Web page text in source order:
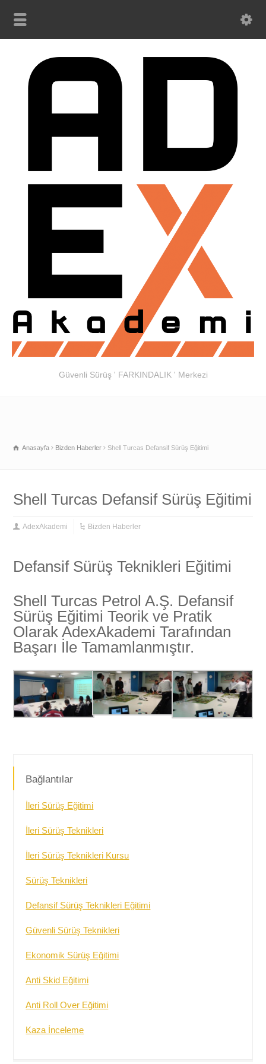
Güvenli Sürüş ' FARKINDALIK ' Merkezi
Anasayfa Bizden Haberler Shell Turcas Defansif Sürüş Eğitimi
Shell Turcas Defansif Sürüş Eğitimi
AdexAkademi Bizden Haberler
Defansif Sürüş Teknikleri Eğitimi
Shell Turcas Petrol A.Ş. Defansif
Sürüş Eğitimi Teorik ve Pratik
Olarak AdexAkademi Tarafından
Başarı İle Tamamlanmıştır.
Bağlantılar
İleri Sürüş Eğitimi
İleri Sürüş Teknikleri
İleri Sürüş Teknikleri Kursu
Sürüş Teknikleri
Defansif Sürüş Teknikleri Eğitimi
Güvenli Sürüş Teknikleri
Ekonomik Sürüş Eğitimi
Anti Skid Eğitimi
Anti Roll Over Eğitimi
Kaza İnceleme